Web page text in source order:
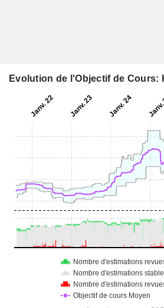
Evolution de l'Objectif de Cours: